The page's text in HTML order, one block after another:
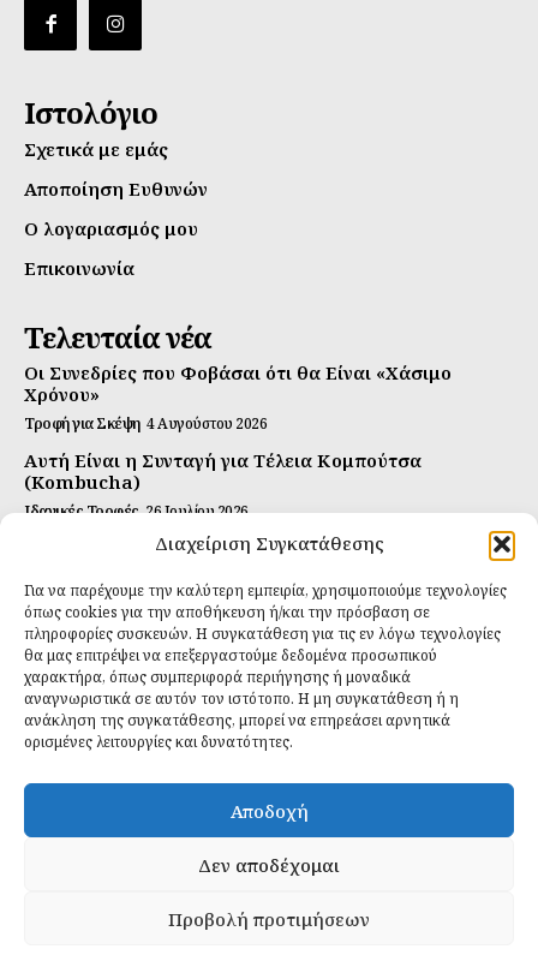
Διαχείριση Συγκατάθεσης
Για να παρέχουμε την καλύτερη εμπειρία, χρησιμοποιούμε τεχνολογίες
όπως cookies για την αποθήκευση ή/και την πρόσβαση σε
πληροφορίες συσκευών. Η συγκατάθεση για τις εν λόγω τεχνολογίες
θα μας επιτρέψει να επεξεργαστούμε δεδομένα προσωπικού
χαρακτήρα, όπως συμπεριφορά περιήγησης ή μοναδικά
αναγνωριστικά σε αυτόν τον ιστότοπο. Η μη συγκατάθεση ή η
ανάκληση της συγκατάθεσης, μπορεί να επηρεάσει αρνητικά
ορισμένες λειτουργίες και δυνατότητες.
Αποδοχή
Δεν αποδέχομαι
Προβολή προτιμήσεων
Ιστολόγιο
Σχετικά με εμάς
Αποποίηση Ευθυνών
Ο λογαριασμός μου
Επικοινωνία
Τελευταία νέα
Οι Συνεδρίες που Φοβάσαι ότι θα Είναι «Χάσιμο
Χρόνου»
Τροφή για Σκέψη 4 Αυγούστου 2026
Αυτή Είναι η Συνταγή για Τέλεια Κομπούτσα
(Kombucha)
Ιδανικές Τροφές 26 Ιουλίου 2026
Η Κρυφή Αλήθεια για τα Υπερ-επεξεργασμένα
Ιδανικές Τροφές 2 Απριλίου 2026
Εγγραφείτε
ΕΓΓΡΑΦΉ
Έχω διαβάσει και δέχομαι τηνπολιτική απορρήτου